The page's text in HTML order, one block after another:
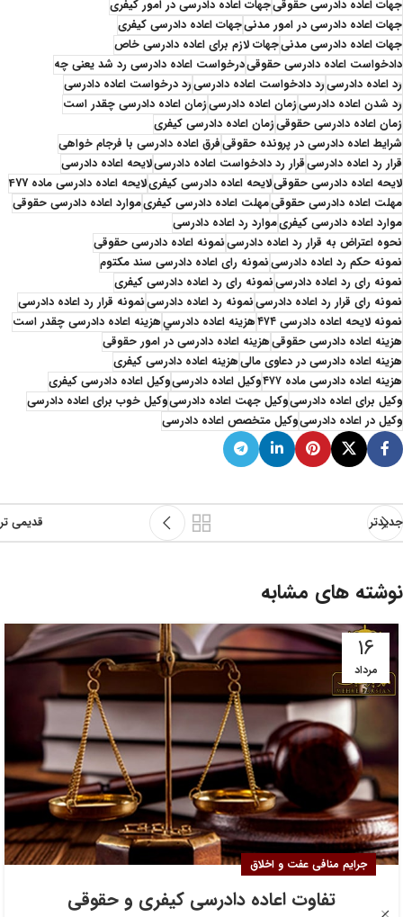
جهات اعاده دادرسی حقوقیجهات اعاده دادرسی در امور کیفری
جهات اعاده دادرسی در امور مدنیجهات اعاده دادرسی کیفری
جهات اعاده دادرسی مدنیجهات لازم برای اعاده دادرسی خاص
دادخواست اعاده دادرسی حقوقیدرخواست اعاده دادرسی رد شد یعنی چه
رد اعاده دادرسیرد دادخواست اعاده دادرسیرد درخواست اعاده دادرسی
رد شدن اعاده دادرسیزمان اعاده دادرسیزمان اعاده دادرسی چقدر است
زمان اعاده دادرسی حقوقیزمان اعاده دادرسی کیفری
شرایط اعاده دادرسی در پرونده حقوقیفرق اعاده دادرسی با فرجام خواهی
قرار رد اعاده دادرسیقرار رد دادخواست اعاده دادرسیلایحه اعاده دادرسی
لایحه اعاده دادرسی حقوقیلایحه اعاده دادرسی کیفریلایحه اعاده دادرسی ماده 477
مهلت اعاده دادرسی حقوقیمهلت اعاده دادرسی کیفریموارد اعاده دادرسی حقوقی
موارد اعاده دادرسی کیفریموارد رد اعاده دادرسی
نحوه اعتراض به قرار رد اعاده دادرسینمونه اعاده دادرسی حقوقی
نمونه حکم رد اعاده دادرسینمونه رای اعاده دادرسی سند مکتوم
نمونه رای رد اعاده دادرسینمونه رای رد اعاده دادرسی کیفری
نمونه رای قرار رد اعاده دادرسینمونه رد اعاده دادرسینمونه قرار رد اعاده دادرسی
نمونه لایحه اعاده دادرسی ۴۷۴
هزينه اعاده دادرسيهزینه اعاده دادرسی چقدر است
هزینه اعاده دادرسی حقوقیهزینه اعاده دادرسی در امور حقوقی
هزینه اعاده دادرسی در دعاوی مالیهزینه اعاده دادرسی کیفری
هزینه اعاده دادرسی ماده ۴۷۷
وکیل اعاده دادرسیوکیل اعاده دادرسی کیفری
وکیل برای اعاده دادرسیوکیل جهت اعاده دادرسیوکیل خوب برای اعاده دادرسی
وکیل در اعاده دادرسیوکیل متخصص اعاده دادرسی
جدیدتر قدیمی تر
نوشته های مشابه
۱۶
مرداد
جرایم منافی عفت و اخلاق
تفاوت اعاده دادرسی کیفری و حقوقی